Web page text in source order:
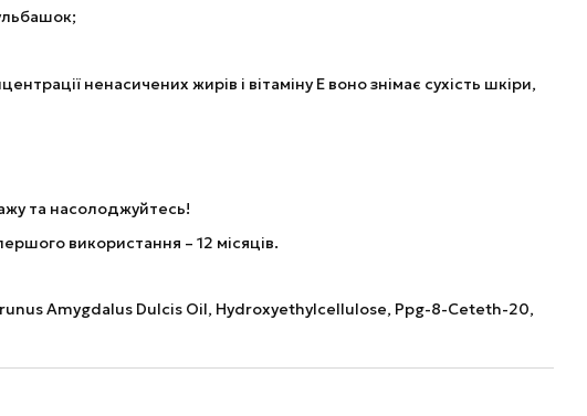
ненасичених жирів і вітаміну Е воно знімає сухість шкіри,
та насолоджуйтесь!
використання – 12 місяців.
Amygdalus Dulcis Oil, Hydroxyethylcellulose, Ppg-8-Ceteth-20,